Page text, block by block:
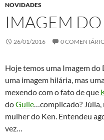
NOVIDADES
IMAGEM
26/01/2016 0
Hoje temos uma Imagem do
uma imagem hilária, mas
mexendo com o fato de que
doGuile…complicado? Júlia,
mulher do Ken. Entendeu
vez…